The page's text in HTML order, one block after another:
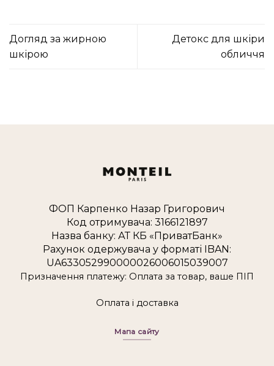
Догляд за жирною
шкірою
Детокс для шкіри
обличчя
ФОП Карпенко Назар Григорович
Код отримувача: 3166121897
Назва банку: АТ КБ «ПриватБанк»
Рахунок одержувача у форматі IBAN:
UA633052990000026006015039007
Призначення платежу: Оплата за товар, ваше ПІП
Оплата і доставка
Мапа сайту